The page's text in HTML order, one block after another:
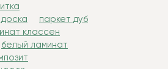
паркет дуб
классен
белый ламинат